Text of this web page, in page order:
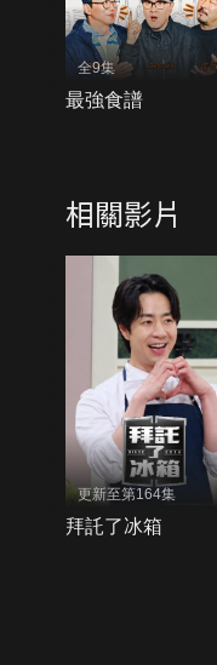
全9集
最強食譜
相關影片
更新至第164集
拜託了冰箱